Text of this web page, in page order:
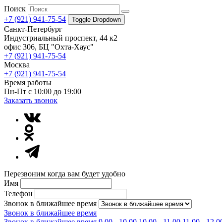
Поиск
+7 (921) 941-75-54
Toggle Dropdown
Санкт-Петербург
Индустриальный проспект, 44 к2
офис 306, БЦ "Охта-Хаус"
+7 (921) 941-75-54
Москва
+7 (921) 941-75-54
Время работы
Пн-Пт с 10:00 до 19:00
Заказать звонок
Перезвоним когда вам будет удобно
Имя
Телефон
Звонок в ближайшее время
Звонок в ближайшее время